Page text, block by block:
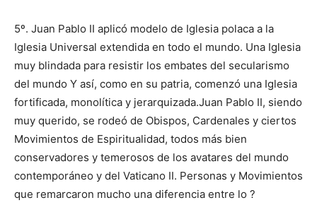
5º. Juan Pablo II aplicó modelo de Iglesia polaca a la
Iglesia Universal extendida en todo el mundo. Una Iglesia
muy blindada para resistir los embates del secularismo
del mundo Y así, como en su patria, comenzó una Iglesia
fortificada, monolítica y jerarquizada.Juan Pablo II, siendo
muy querido, se rodeó de Obispos, Cardenales y ciertos
Movimientos de Espiritualidad, todos más bien
conservadores y temerosos de los avatares del mundo
contemporáneo y del Vaticano II. Personas y Movimientos
que remarcaron mucho una diferencia entre lo ?